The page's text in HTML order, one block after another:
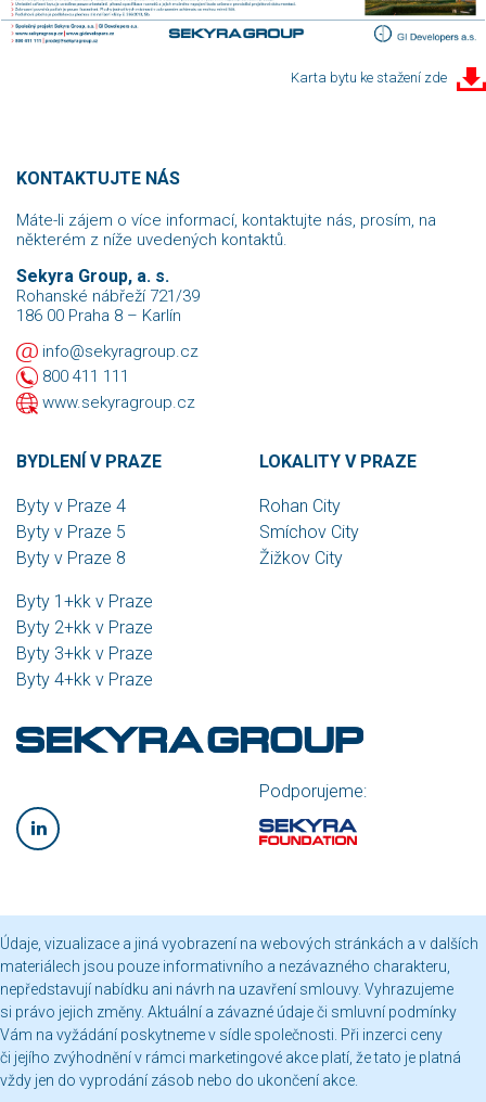
Karta bytu ke stažení zde
KONTAKTUJTE NÁS
Máte-li zájem o více informací, kontaktujte nás, prosím, na
některém z níže uvedených kontaktů.
Sekyra Group, a. s.
Rohanské nábřeží 721/39
186 00 Praha 8 – Karlín
info@sekyragroup.cz
800 411 111
www.sekyragroup.cz
LOKALITY V PRAZE
Rohan City
Smíchov City
Žižkov City
BYDLENÍ V PRAZE
Byty v Praze 4
Byty v Praze 5
Byty v Praze 8
Byty 1+kk v Praze
Byty 2+kk v Praze
Byty 3+kk v Praze
Byty 4+kk v Praze
Podporujeme:
Údaje, vizualizace a jiná vyobrazení na webových stránkách a v dalších
materiálech jsou pouze informativního a nezávazného charakteru,
nepředstavují nabídku ani návrh na uzavření smlouvy. Vyhrazujeme
si právo jejich změny. Aktuální a závazné údaje či smluvní podmínky
Vám na vyžádání poskytneme v sídle společnosti. Při inzerci ceny
či jejího zvýhodnění v rámci marketingové akce platí, že tato je platná
vždy jen do vyprodání zásob nebo do ukončení akce.